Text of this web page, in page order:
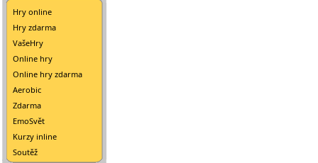
Hry online
Hry zdarma
VašeHry
Online hry
Online hry zdarma
Aerobic
Zdarma
EmoSvět
Kurzy inline
Soutěž